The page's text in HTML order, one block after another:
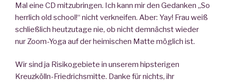
Mal eine CD mitzubringen. Ich kann mir den Gedanken „So
herrlich old school!“ nicht verkneifen. Aber: Yay! Frau weiß
schließlich heutzutage nie, ob nicht demnächst wieder
nur Zoom-Yoga auf der heimischen Matte möglich ist.
Wir sind ja Risikogebiete in unserem hipsterigen
Kreuzkölln-Friedrichsmitte. Danke für nichts, ihr